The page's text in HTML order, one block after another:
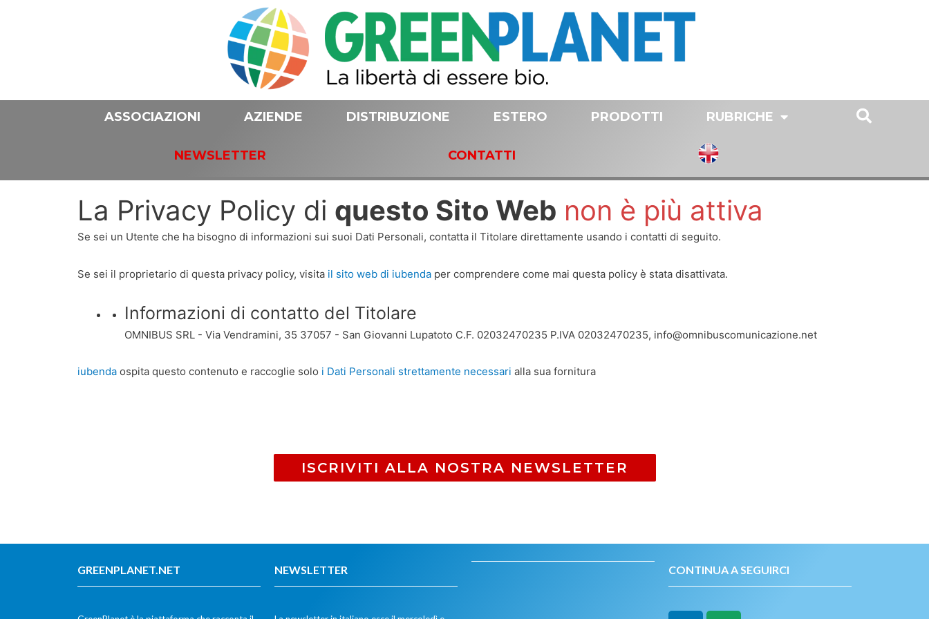
ASSOCIAZIONI AZIENDE DISTRIBUZIONE ESTERO PRODOTTI RUBRICHE
NEWSLETTER CONTATTI
La Privacy Policy di questo Sito Web non è più attiva
Se sei un Utente che ha bisogno di informazioni sui suoi Dati Personali, contatta il Titolare direttamente usando i contatti di seguito.
Se sei il proprietario di questa privacy policy, visita il sito web di iubenda per comprendere come mai questa policy è stata disattivata.
Informazioni di contatto del Titolare
OMNIBUS SRL - Via Vendramini, 35 37057 - San Giovanni Lupatoto C.F. 02032470235 P.IVA 02032470235, info@omnibuscomunicazione.net
iubenda ospita questo contenuto e raccoglie solo i Dati Personali strettamente necessari alla sua fornitura
ISCRIVITI ALLA NOSTRA NEWSLETTER
GREENPLANET.NET NEWSLETTER CONTINUA A SEGUIRCI